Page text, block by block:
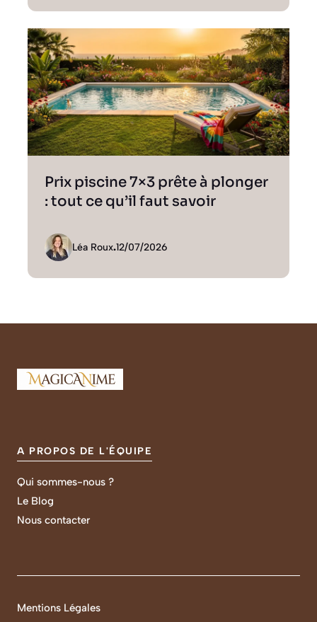
Prix piscine 7×3 prête à plonger
: tout ce qu’il faut savoir
Léa Roux.12/07/2026
A PROPOS DE L'ÉQUIPE
Qui sommes-nous ?
Le Blog
Nous contacter
Mentions Légales